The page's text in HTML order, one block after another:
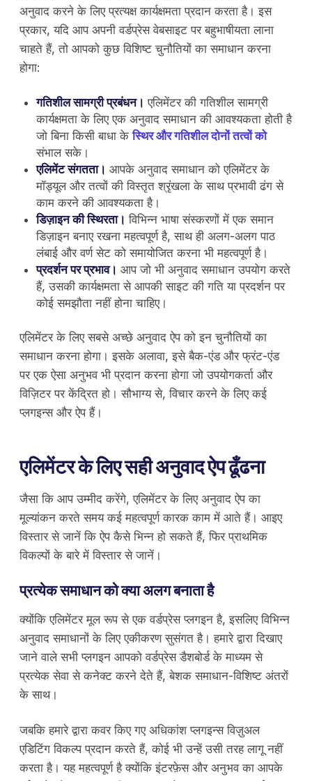
अनुवाद करने के लिए प्रत्यक्ष कार्यक्षमता प्रदान करता है। इस
प्रकार, यदि आप अपनी वर्डप्रेस वेबसाइट पर बहुभाषीयता लाना
चाहते हैं, तो आपको कुछ विशिष्ट चुनौतियों का समाधान करना
होगा:
गतिशील सामग्री प्रबंधन। एलिमेंटर की गतिशील सामग्री
कार्यक्षमता के लिए एक अनुवाद समाधान की आवश्यकता होती है
जो बिना किसी बाधा केस्थिर और गतिशील दोनों तत्वों को
संभाल सके।
एलिमेंट संगतता। आपके अनुवाद समाधान को एलिमेंटर के
मॉड्यूल और तत्वों की विस्तृत श्रृंखला के साथ प्रभावी ढंग से
काम करने की आवश्यकता है।
डिज़ाइन की स्थिरता। विभिन्न भाषा संस्करणों में एक समान
डिज़ाइन बनाए रखना महत्वपूर्ण है, साथ ही अलग-अलग पाठ
लंबाई और वर्ण सेट को समायोजित करना भी महत्वपूर्ण है।
प्रदर्शन पर प्रभाव। आप जो भी अनुवाद समाधान उपयोग करते
हैं, उसकी कार्यक्षमता से आपकी साइट की गति या प्रदर्शन पर
कोई समझौता नहीं होना चाहिए।
एलिमेंटर के लिए सबसे अच्छे अनुवाद ऐप को इन चुनौतियों का
समाधान करना होगा। इसके अलावा, इसे बैक-एंड और फ्रंट-एंड
पर एक ऐसा अनुभव भी प्रदान करना होगा जो उपयोगकर्ता और
विज़िटर पर केंद्रित हो। सौभाग्य से, विचार करने के लिए कई
प्लगइन्स और ऐप हैं।
एलिमेंटर के लिए सही अनुवाद ऐप ढूँढना
जैसा कि आप उम्मीद करेंगे, एलिमेंटर के लिए अनुवाद ऐप का
मूल्यांकन करते समय कई महत्वपूर्ण कारक काम में आते हैं। आइए
विस्तार से जानें कि ऐप कैसे भिन्न हो सकते हैं, फिर प्राथमिक
विकल्पों के बारे में विस्तार से जानें।
प्रत्येक समाधान को क्या अलग बनाता है
क्योंकि एलिमेंटर मूल रूप से एक वर्डप्रेस प्लगइन है, इसलिए विभिन्न
अनुवाद समाधानों के लिए एकीकरण सुसंगत है। हमारे द्वारा दिखाए
जाने वाले सभी प्लगइन आपको वर्डप्रेस डैशबोर्ड के माध्यम से
प्रत्येक सेवा से कनेक्ट करने देते हैं, बेशक समाधान-विशिष्ट अंतरों
के साथ।
जबकि हमारे द्वारा कवर किए गए अधिकांश प्लगइन्स विज़ुअल
एडिटिंग विकल्प प्रदान करते हैं, कोई भी उन्हें उसी तरह लागू नहीं
करता है। यह महत्वपूर्ण है क्योंकि इंटरफ़ेस और अनुभव का आपके